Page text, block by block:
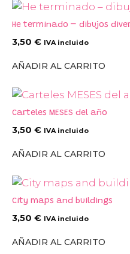
He terminado – dibujos
3,50 € IVA incluido
AÑADIR AL CARRITO
Carteles MESES del año
3,50 € IVA incluido
AÑADIR AL CARRITO
City maps and buildings
3,50 € IVA incluido
AÑADIR AL CARRITO